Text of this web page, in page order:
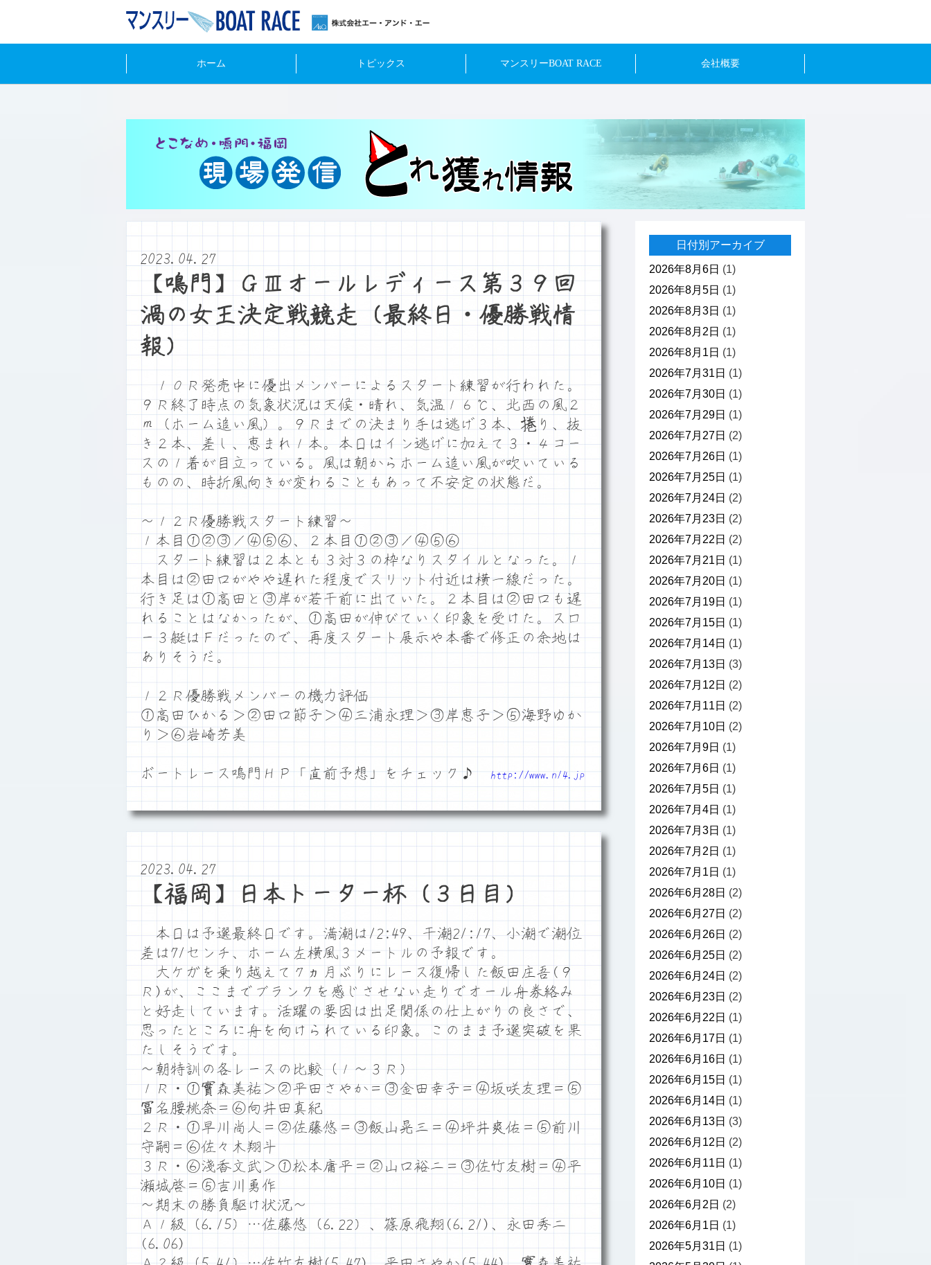
ホーム トピックス マンスリーBOAT RACE 会社概要
2023.04.27
【鳴門】ＧⅢオールレディース第３９回
渦の女王決定戦競走（最終日・優勝戦情
報）
１０Ｒ発売中に優出メンバーによるスタート練習が行われた。
９Ｒ終了時点の気象状況は天候・晴れ、気温１６℃、北西の風２
ｍ（ホーム追い風）。９Ｒまでの決まり手は逃げ３本、捲り、抜
き２本、差し、恵まれ１本。本日はイン逃げに加えて３・４コー
スの１着が目立っている。風は朝からホーム追い風が吹いている
ものの、時折風向きが変わることもあって不安定の状態だ。
～１２Ｒ優勝戦スタート練習～
１本目①②③／④⑤⑥、２本目①②③／④⑤⑥
スタート練習は２本とも３対３の枠なりスタイルとなった。１
本目は②田口がやや遅れた程度でスリット付近は横一線だった。
行き足は①高田と③岸が若干前に出ていた。２本目は②田口も遅
れることはなかったが、①高田が伸びていく印象を受けた。スロ
ー３艇はＦだったので、再度スタート展示や本番で修正の余地は
ありそうだ。
１２Ｒ優勝戦メンバーの機力評価
①高田ひかる＞②田口節子＞④三浦永理＞③岸恵子＞⑤海野ゆか
り＞⑥岩崎芳美
ボートレース鳴門ＨＰ「直前予想」をチェック♪ http://www.n14.jp
2023.04.27
【福岡】日本トーター杯（３日目）
本日は予選最終日です。満潮は12:49、干潮21:17、小潮で潮位
差は71センチ、ホーム左横風３メートルの予報です。
大ケガを乗り越えて７ヵ月ぶりにレース復帰した飯田庄吾(９
Ｒ)が、ここまでブランクを感じさせない走りでオール舟券絡み
と好走しています。活躍の要因は出足関係の仕上がりの良さで、
思ったところに舟を向けられている印象。このまま予選突破を果
たしそうです。
～朝特訓の各レースの比較（１～３Ｒ）
１Ｒ・①實森美祐＞②平田さやか＝③金田幸子＝④坂咲友理＝⑤
冨名腰桃奈＝⑥向井田真紀
２Ｒ・①早川尚人＝②佐藤悠＝③飯山晃三＝④坪井爽佑＝⑤前川
守嗣＝⑥佐々木翔斗
３Ｒ・⑥淺香文武＞①松本庸平＝②山口裕二＝③佐竹友樹＝④平
瀬城啓＝⑤吉川勇作
～期末の勝負駆け状況～
Ａ１級（6.15）…佐藤悠（6.22）、篠原飛翔(6.21)、永田秀二
(6.06)
日付別アーカイブ
2026年8月6日 (1)
2026年8月5日 (1)
2026年8月3日 (1)
2026年8月2日 (1)
2026年8月1日 (1)
2026年7月31日 (1)
2026年7月30日 (1)
2026年7月29日 (1)
2026年7月27日 (2)
2026年7月26日 (1)
2026年7月25日 (1)
2026年7月24日 (2)
2026年7月23日 (2)
2026年7月22日 (2)
2026年7月21日 (1)
2026年7月20日 (1)
2026年7月19日 (1)
2026年7月15日 (1)
2026年7月14日 (1)
2026年7月13日 (3)
2026年7月12日 (2)
2026年7月11日 (2)
2026年7月10日 (2)
2026年7月9日 (1)
2026年7月6日 (1)
2026年7月5日 (1)
2026年7月4日 (1)
2026年7月3日 (1)
2026年7月2日 (1)
2026年7月1日 (1)
2026年6月28日 (2)
2026年6月27日 (2)
2026年6月26日 (2)
2026年6月25日 (2)
2026年6月24日 (2)
2026年6月23日 (2)
2026年6月22日 (1)
2026年6月17日 (1)
2026年6月16日 (1)
2026年6月15日 (1)
2026年6月14日 (1)
2026年6月13日 (3)
2026年6月12日 (2)
2026年6月11日 (1)
2026年6月10日 (1)
2026年6月2日 (2)
2026年6月1日 (1)
2026年5月31日 (1)